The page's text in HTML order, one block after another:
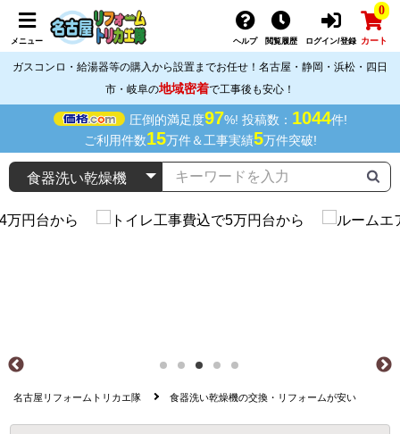
メニュー ヘルプ 閲覧履歴 ログイン/登録
0
カート
ガスコンロ・給湯器等の購入から設置までお任せ！名古屋・静岡・浜松・四日
市・岐阜の地域密着で工事後も安心！
圧倒的満足度97%! 投稿数： 1044件!
ご利用件数15万件＆工事実績5万件突破!
名古屋リフォームトリカエ隊 食器洗い乾燥機の交換・リフォームが安い